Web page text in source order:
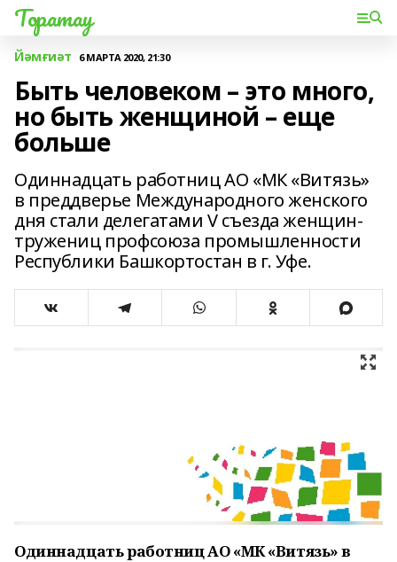
Торатау
Йәмғиәт 6 МАРТА 2020, 21:30
Быть человеком – это много,
но быть женщиной – еще
больше
Одиннадцать работниц АО «МК «Витязь»
в преддверье Международного женского
дня стали делегатами V съезда женщин-
тружениц профсоюза промышленности
Республики Башкортостан в г. Уфе.
Одиннадцать работниц АО «МК «Витязь» в